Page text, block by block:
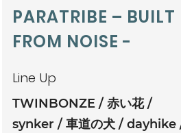
PARATRIBE – BUILT
FROM NOISE -
Line Up
TWINBONZE
赤い花
synker
車道の犬 dayhike